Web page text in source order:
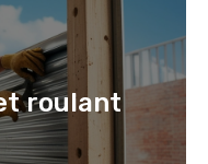
roulant